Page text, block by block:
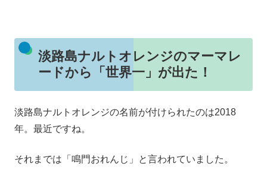
淡路島ナルトオレンジのマーマレ
ードから「世界一」が出た！
淡路島ナルトオレンジの名前が付けられたのは2018
年。最近ですね。
それまでは「鳴門おれんじ」と言われていました。